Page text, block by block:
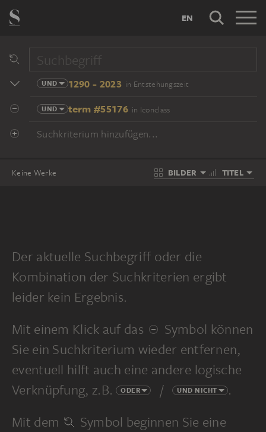
EN
UND 1290 - 2023 in Entstehungszeit
UND term #55176 in Iconclass
Suchkriterium hinzufügen...
Keine Werke BILDER TITEL
Der aktuelle Suchbegriff oder die
Kombination der Suchkriterien ergibt
leider kein Ergebnis.
Mit einem Klick auf das
Symbol können
Sie ein Suchkriterium wieder entfernen,
eventuell hilft auch eine andere logische
Verknüpfung, z.B. ODER / UND NICHT
.
Mit dem
Symbol beginnen Sie eine